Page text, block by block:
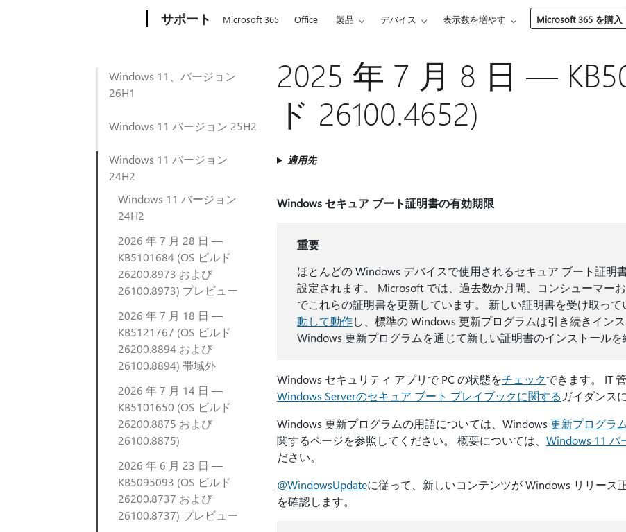
サポート Microsoft 365 Office 製品 デバイス 表示数を増やす Microsoft 365 を購入
Windows 11、バージョン
26H1
Windows 11 バージョン 25H2
Windows 11 バージョン
24H2
Windows 11 バージョン
24H2
2026 年 7 月 28 日 —
KB5101684 (OS ビルド
26200.8973 および
26100.8973) プレビュー
2026 年 7 月 18 日 —
KB5121767 (OS ビルド
26200.8894 および
26100.8894) 帯域外
2026 年 7 月 14 日 —
KB5101650 (OS ビルド
26200.8875 および
26100.8875)
2026 年 6 月 23 日 —
KB5095093 (OS ビルド
26200.8737 および
26100.8737) プレビュー
2025 年 7 月 8 日 —
ド 26100.4652)
適用先
Windows セキュア ブート証明書の有効期限
重要
ほとんどの Windows デバイスで使用されるセキュア ブート証明
設定されます。 Microsoft では、過去数か月間、コンシューマー
でこれらの証明書を更新しています。 新しい証明書を受け取って
動して動作し、標準の Windows 更新プログラムは引き続きイン
Windows 更新プログラムを通じて新しい証明書のインストールを
Windows セキュリティ アプリで PC の状態をチェックできます。 IT
Windows Serverのセキュア ブート プレイブックに関するガイダンス
Windows 更新プログラムの用語については、Windows 更新プログラ
関するページを参照してください。
概要については、 Windows 11 バ
ださい。
@WindowsUpdateに従って、新しいコンテンツが Windows リリー
を確認します。